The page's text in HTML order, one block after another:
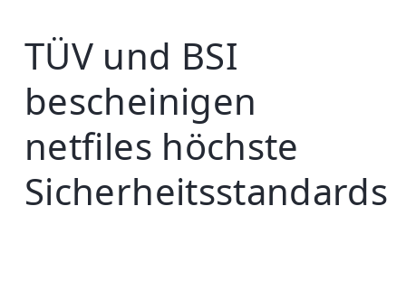
TÜV und BSI
bescheinigen
netfiles höchste
Sicherheitsstandards